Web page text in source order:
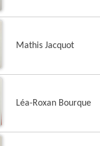
Mathis Jacquot
Léa-Roxan Bourque